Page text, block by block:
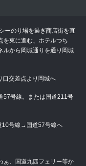
ーのり場を過ぎ商店街を直
を東に進む、ホテルつち
ルから岡城通りを通り岡城
交差点より岡城へ
57号線。または国道211号
号線→国道57号線へ
ぁ、国道九四フェリー等か